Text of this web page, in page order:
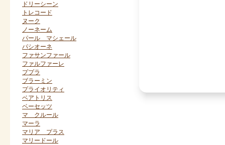
ドリーシーン
トレコード
ヌーク
ノーネーム
パール マシェール
パシオーネ
ファサンファール
ファルファーレ
ププラ
ブラーミン
プライオリティ
ベアトリス
ベーセッツ
マ クルール
マーラ
マリア プラス
マリードール